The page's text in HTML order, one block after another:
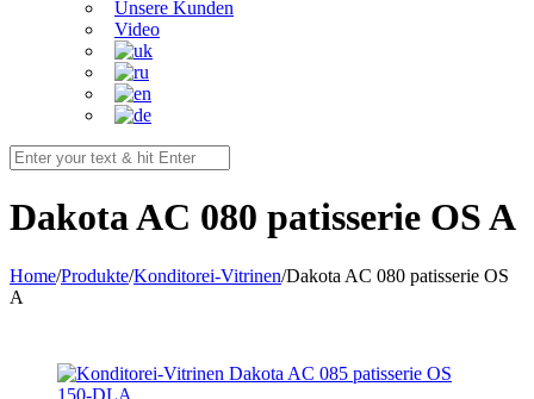
Unsere Kunden
Video
Dakota AС 080 patisserie OS A
Home/Produkte/Konditorei-Vitrinen/Dakota AС 080 patisserie OS
A